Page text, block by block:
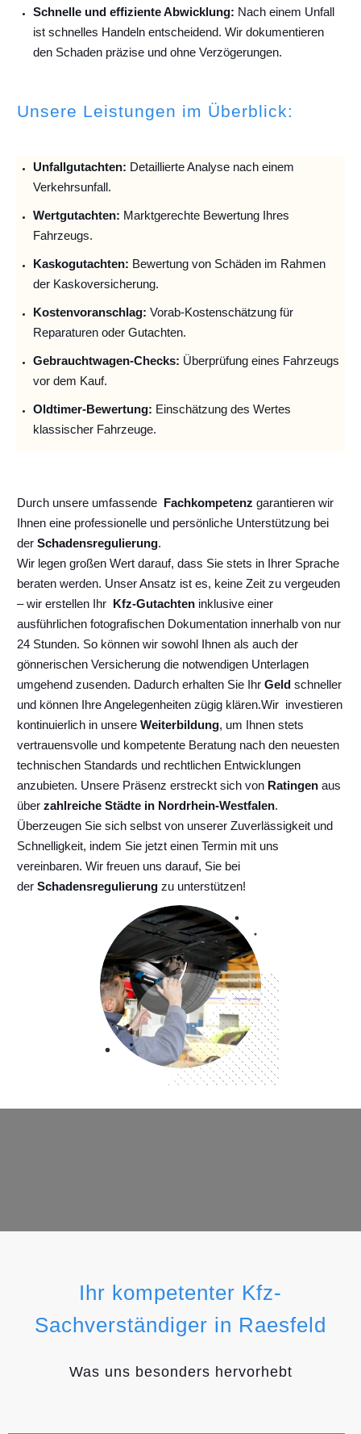
Schnelle und effiziente Abwicklung: Nach einem Unfall
ist schnelles Handeln entscheidend. Wir dokumentieren
den Schaden präzise und ohne Verzögerungen.
Unsere Leistungen im Überblick:
Unfallgutachten: Detaillierte Analyse nach einem
Verkehrsunfall.
Wertgutachten: Marktgerechte Bewertung Ihres
Fahrzeugs.
Kaskogutachten: Bewertung von Schäden im Rahmen
der Kaskoversicherung.
Kostenvoranschlag: Vorab-Kostenschätzung für
Reparaturen oder Gutachten.
Gebrauchtwagen-Checks: Überprüfung eines Fahrzeugs
vor dem Kauf.
Oldtimer-Bewertung: Einschätzung des Wertes
klassischer Fahrzeuge.
Durch unsere umfassende Fachkompetenz garantieren wir
Ihnen eine professionelle und persönliche Unterstützung bei
der Schadensregulierung.
Wir legen großen Wert darauf, dass Sie stets in Ihrer Sprache
beraten werden. Unser Ansatz ist es, keine Zeit zu vergeuden
– wir erstellen Ihr Kfz-Gutachten inklusive einer
ausführlichen fotografischen Dokumentation innerhalb von nur
24 Stunden. So können wir sowohl Ihnen als auch der
gönnerischen Versicherung die notwendigen Unterlagen
umgehend zusenden. Dadurch erhalten Sie Ihr Geld schneller
und können Ihre Angelegenheiten zügig klären.Wir investieren
kontinuierlich in unsere Weiterbildung, um Ihnen stets
vertrauensvolle und kompetente Beratung nach den neuesten
technischen Standards und rechtlichen Entwicklungen
anzubieten. Unsere Präsenz erstreckt sich von Ratingen aus
über zahlreiche Städte in Nordrhein-Westfalen.
Überzeugen Sie sich selbst von unserer Zuverlässigkeit und
Schnelligkeit, indem Sie jetzt einen Termin mit uns
vereinbaren. Wir freuen uns darauf, Sie bei
der Schadensregulierung zu unterstützen!
Ihr kompetenter Kfz-
Sachverständiger in Raesfeld
Was uns besonders hervorhebt